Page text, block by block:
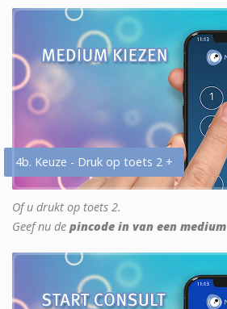
4b. Keuze - Druk op toets 2 +
Of u drukt op toets 2.
Geef nu de pincode in van een medium